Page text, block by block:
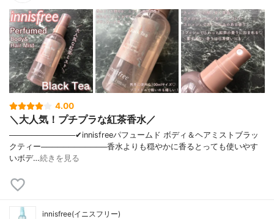
4.00
＼大人気！プチプラな紅茶香水／
────────────✔︎innisfreeパフュームド ボディ＆ヘアミストブラッ
クティー────────────香水よりも穏やかに香るとっても使いやす
いボデ…続きを見る
innisfree(イニスフリー)